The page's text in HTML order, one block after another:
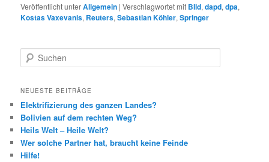
Veröffentlicht unterAllgemein |Verschlagwortet mit BIld,dapd,dpa,
Kostas Vaxevanis, Reuters,Sebastian Köhler,Springer
Suchen
NEUESTE BEITRÄGE
Elektrifizierung des ganzen Landes?
Bolivien auf dem rechten Weg?
Heils Welt – Heile Welt?
Wer solche Partner hat, braucht keine Feinde
Hilfe!